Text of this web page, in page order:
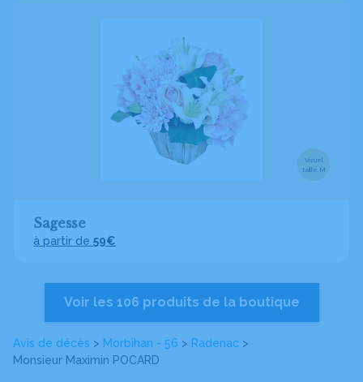
Avis de décès > Morbihan - 56 > Radenac >
Monsieur Maximin POCARD
Visuel
taille M
Sagesse
à partir de 59€
Voir les 106 produits de la boutique